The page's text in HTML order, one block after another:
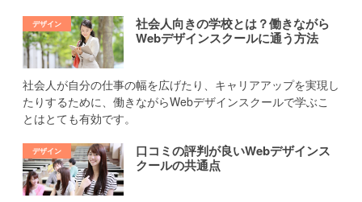
社会人向きの学校とは？働きながら
Webデザインスクールに通う方法
社会人が自分の仕事の幅を広げたり、キャリアアップを実現し
たりするために、働きながらWebデザインスクールで学ぶこ
とはとても有効です。
口コミの評判が良いWebデザインス
クールの共通点